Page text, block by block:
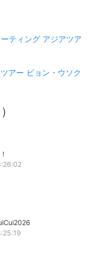
ティング アジアツア
アー ビョン・ウソク